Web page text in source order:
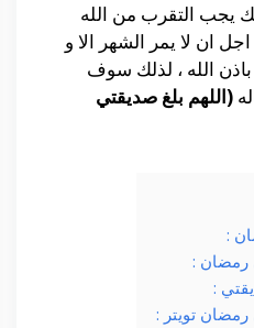
يجب التقرب من الله
ان لا يمر الشهر الا و
الله ، لذلك سوف
(اللهم بلغ صديقتي
:
رمضان :
:
تويتر :